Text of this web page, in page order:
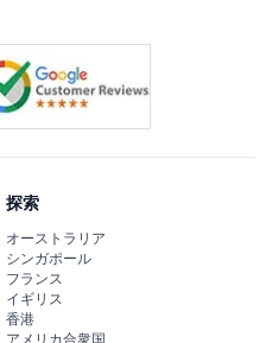
探索
オーストラリア
シンガポール
フランス
イギリス
香港